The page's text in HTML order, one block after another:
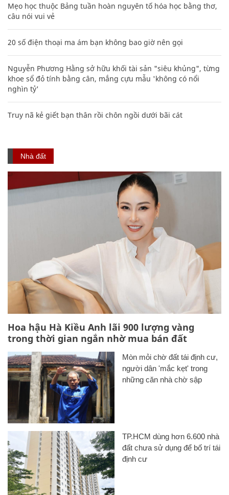
Mẹo học thuộc Bảng tuần hoàn nguyên tố hóa học bằng thơ,
câu nói vui vẻ
20 số điện thoại ma ám bạn không bao giờ nên gọi
Nguyễn Phương Hằng sở hữu khối tài sản "siêu khủng", từng
khoe sổ đỏ tính bằng cân, mắng cựu mẫu 'không có nổi
nghìn tỷ'
Truy nã kẻ giết bạn thân rồi chôn ngồi dưới bãi cát
Nhà đất
Hoa hậu Hà Kiều Anh lãi 900 lượng vàng
trong thời gian ngắn nhờ mua bán đất
Mòn mỏi chờ đất tái định cư,
người dân 'mắc kẹt' trong
những căn nhà chờ sập
TP.HCM dùng hơn 6.600 nhà
đất chưa sử dụng để bố trí tái
định cư